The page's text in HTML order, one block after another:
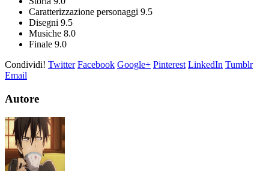
Caratterizzazione personaggi 9.5
Disegni 9.5
Musiche 8.0
Finale 9.0
Condividi! Twitter Facebook Google+ Pinterest LinkedIn Tumblr
Email
Autore